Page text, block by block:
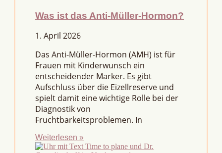
Was ist das Anti-Müller-Hormon?
1. April 2026
Das Anti-Müller-Hormon (AMH) ist für
Frauen mit Kinderwunsch ein
entscheidender Marker. Es gibt
Aufschluss über die Eizellreserve und
spielt damit eine wichtige Rolle bei der
Diagnostik von
Fruchtbarkeitsproblemen. In
Weiterlesen »